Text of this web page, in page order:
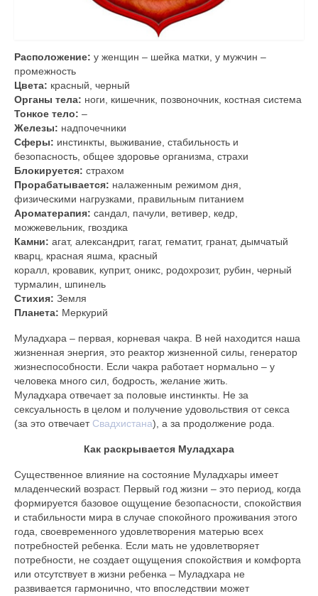
Медитация на реализацию намерения (по
Практика Наполнение энергией
Расслабляющая практика “Дыши!”
Медитация Сердца
Цитаты, книги
Карлос Кастанеда
Дзен, Дао, Адвайта, Буддизм
Цитаты о йоге
Цитаты о разном
Расположение: у женщин – шейка матки, у мужчин –
промежность
Цвета: красный, черный
Органы тела: ноги, кишечник, позвоночник, костная система
Тонкое тело: –
Железы: надпочечники
Сферы: инстинкты, выживание, стабильность и
безопасность, общее здоровье организма, страхи
Блокируется: страхом
Прорабатывается: налаженным режимом дня,
физическими нагрузками, правильным питанием
Ароматерапия: сандал, пачули, ветивер, кедр,
можжевельник, гвоздика
Камни: агат, александрит, гагат, гематит, гранат, дымчатый
кварц, красная яшма, красный
коралл, кровавик, куприт, оникс, родохрозит, рубин, черный
турмалин, шпинель
Стихия: Земля
Планета: Меркурий
Муладхара – первая, корневая чакра. В ней находится наша
жизненная энергия, это реактор жизненной силы, генератор
жизнеспособности. Если чакра работает нормально – у
человека много сил, бодрость, желание жить.
Муладхара отвечает за половые инстинкты. Не за
сексуальность в целом и получение удовольствия от секса
(за это отвечает Свадхистана), а за продолжение рода.
Как раскрывается Муладхара
Существенное влияние на состояние Муладхары имеет
младенческий возраст. Первый год жизни – это период, когда
формируется базовое ощущение безопасности, спокойствия
и стабильности мира в случае спокойного проживания этого
года, своевременного удовлетворения матерью всех
потребностей ребенка. Если мать не удовлетворяет
потребности, не создает ощущения спокойствия и комфорта
или отсутствует в жизни ребенка – Муладхара не
развивается гармонично, что впоследствии может